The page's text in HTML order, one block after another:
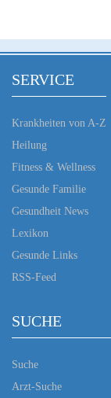
SERVICE
Krankheiten von A-Z
Heilung
Fitness & Wellness
Gesunde Familie
Gesundheit News
Lexikon
Gesunde Links
RSS-Feed
SUCHE
Suche
Arzt-Suche